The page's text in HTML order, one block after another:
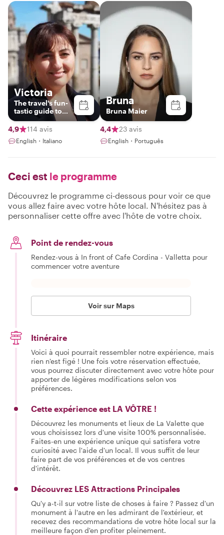
Victoria
The travel's fun-
tastic guide to
exploring Malta!
4,9
114 avis
English・Italiano
Bruna
Bruna Maier
4,4 23 avis
English・Português
Ceci est le programme
Découvrez le programme ci-dessous pour voir ce que
vous allez faire avec votre hôte local. N'hésitez pas à
personnaliser cette offre avec l'hôte de votre choix.
Point de rendez-vous
Rendez-vous à In front of Cafe Cordina - Valletta pour
commencer votre aventure
Voir sur Maps
Itinéraire
Voici à quoi pourrait ressembler notre expérience, mais
rien n'est figé ! Une fois votre réservation effectuée,
vous pourrez discuter directement avec votre hôte pour
apporter de légères modifications selon vos
préférences.
Cette expérience est LA VÔTRE !
Découvrez les monuments et lieux de La Valette que
vous choisissez lors d'une visite 100% personnalisée.
Faites-en une expérience unique qui satisfera votre
curiosité avec l'aide d'un local. Il vous suffit de leur
faire part de vos préférences et de vos centres
d'intérêt.
Découvrez LES Attractions Principales
Qu'y a-t-il sur votre liste de choses à faire ? Passez d'un
monument à l'autre en les admirant de l'extérieur, et
recevez des recommandations de votre hôte local sur la
meilleure façon d'en profiter pleinement.